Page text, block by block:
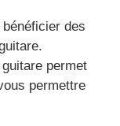
des
permet
permettre